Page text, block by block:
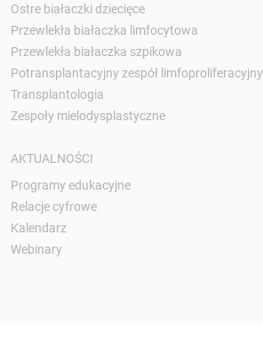
Ostre białaczki dziecięce
Przewlekła białaczka limfocytowa
Przewlekła białaczka szpikowa
Potransplantacyjny zespół limfoproliferacyjny
Transplantologia
Zespoły mielodysplastyczne
AKTUALNOŚCI
Programy edukacyjne
Relacje cyfrowe
Kalendarz
Webinary